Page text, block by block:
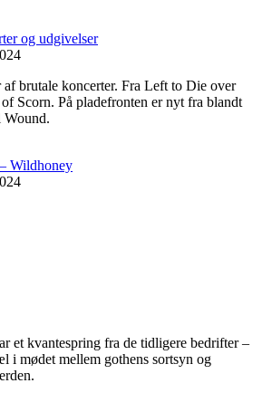
og udgivelser
af brutale koncerter. Fra Left to Die over
Scorn. På pladefronten er nyt fra blandt
Wound.
Wildhoney
et kvantespring fra de tidligere bedrifter –
i mødet mellem gothens sortsyn og